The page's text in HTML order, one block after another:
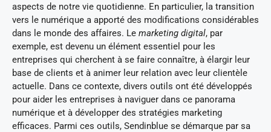
aspects de notre vie quotidienne. En particulier, la transition
vers le numérique a apporté des modifications considérables
dans le monde des affaires. Le marketing digital, par
exemple, est devenu un élément essentiel pour les
entreprises qui cherchent à se faire connaître, à élargir leur
base de clients et à animer leur relation avec leur clientèle
actuelle. Dans ce contexte, divers outils ont été développés
pour aider les entreprises à naviguer dans ce panorama
numérique et à développer des stratégies marketing
efficaces. Parmi ces outils, Sendinblue se démarque par sa